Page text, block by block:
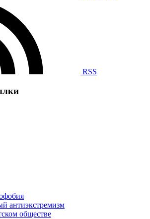
RSS
антиэкстремизм
обществе